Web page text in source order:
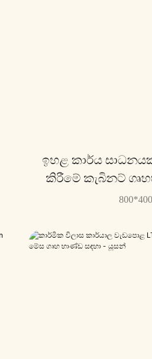
ඉහළ කාර්ය
කිරීමේ කැබිනට්
කළ ගොනු කිරීමේ